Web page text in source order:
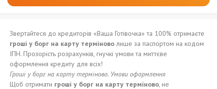
Звертайтеся до кредиторів «Ваша Готівочка» та 100% отримаєте
гроші у борг на карту терміново лише за паспортом на кодом
ІПН. Прозорість розрахунків, гнучкі умови та миттєве
оформлення кредиту для всіх!
Гроші у борг на картутерміново. Умови оформлення
Щоб отримати гроші у борг на карту терміново, не